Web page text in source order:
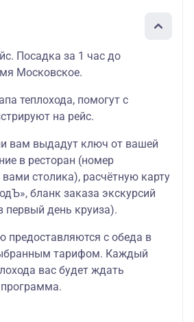
Посадка за 1 час до
Московское.
теплохода, помогут с
на рейс.
вам выдадут ключ от вашей
в ресторан (номер
вами столика), расчётную карту
бланк заказа экскурсий
первый день круиза).
предоставляются с обеда в
тарифом. Каждый
вас будет ждать
программа.